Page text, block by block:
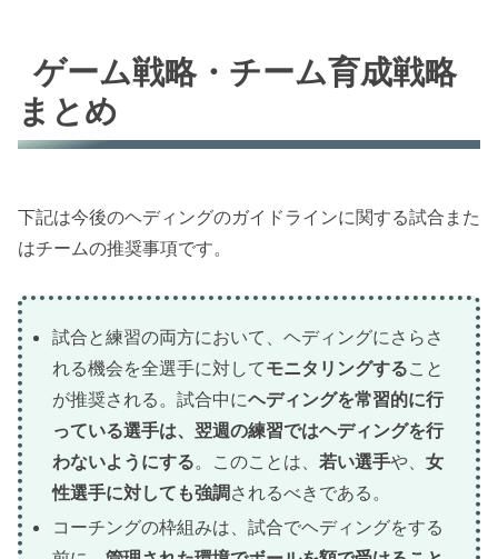
ゲーム戦略・チーム育成戦略
まとめ
下記は今後のヘディングのガイドラインに関する試合また
はチームの推奨事項です。
試合と練習の両方において、ヘディングにさらさ
れる機会を全選手に対してモニタリングすること
が推奨される。試合中にヘディングを常習的に行
っている選手は、翌週の練習ではヘディングを行
わないようにする。このことは、若い選手や、女
性選手に対しても強調されるべきである。
コーチングの枠組みは、試合でヘディングをする